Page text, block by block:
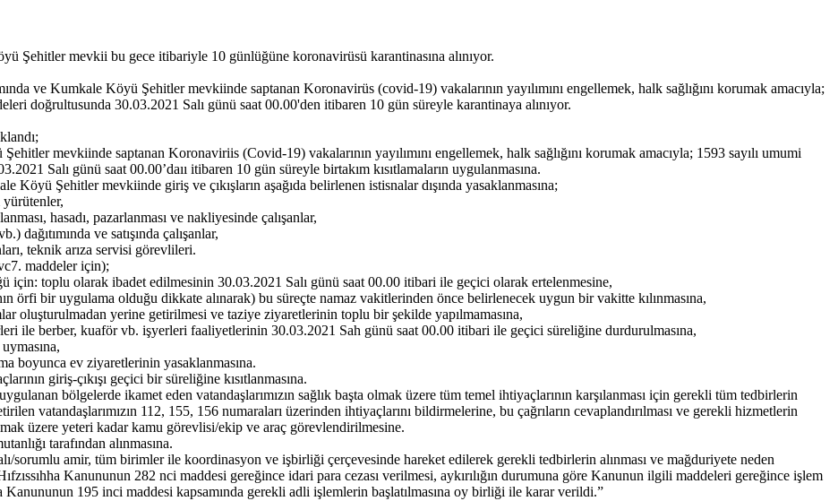
Şehitler mevkii bu gece itibariyle 10 günlüğüne koronavirüsü karantinasına alınıyor.
ve Kumkale Köyü Şehitler mevkiinde saptanan Koronavirüs (covid-19) vakalarının yayılımını engellemek, halk sağlığını korumak amacıyla;
doğrultusunda 30.03.2021 Salı günü saat 00.00'den itibaren 10 gün süreyle karantinaya alınıyor.
mevkiinde saptanan Koronaviriis (Covid-19) vakalarının yayılımını engellemek, halk sağlığını korumak amacıyla; 1593 sayılı umumi
Salı günü saat 00.00’daıı itibaren 10 gün süreyle birtakım kısıtlamaların uygulanmasına.
Köyü Şehitler mevkiinde giriş ve çıkışların aşağıda belirlenen istisnalar dışında yasaklanmasına;
hasadı, pazarlanması ve nakliyesinde çalışanlar,
ve satışında çalışanlar,
teknik arıza servisi görevlileri.
maddeler için);
toplu olarak ibadet edilmesinin 30.03.2021 Salı günü saat 00.00 itibari ile geçici olarak ertelenmesine,
örfi bir uygulama olduğu dikkate alınarak) bu süreçte namaz vakitlerinden önce belirlenecek uygun bir vakitte kılınmasına,
oluşturulmadan yerine getirilmesi ve taziye ziyaretlerinin toplu bir şekilde yapılmamasına,
ile berber, kuaför vb. işyerleri faaliyetlerinin 30.03.2021 Sah günü saat 00.00 itibari ile geçici süreliğine durdurulmasına,
boyunca ev ziyaretlerinin yasaklanmasına.
giriş-çıkışı geçici bir süreliğine kısıtlanmasına.
bölgelerde ikamet eden vatandaşlarımızın sağlık başta olmak üzere tüm temel ihtiyaçlarının karşılanması için gerekli tüm tedbirlerin
vatandaşlarımızın 112, 155, 156 numaraları üzerinden ihtiyaçlarını bildirmelerine, bu çağrıların cevaplandırılması ve gerekli hizmetlerin
üzere yeteri kadar kamu görevlisi/ekip ve araç görevlendirilmesine.
tarafından alınmasına.
sorumlu amir, tüm birimler ile koordinasyon ve işbirliği çerçevesinde hareket edilerek gerekli tedbirlerin alınması ve mağduriyete neden
Kanununun 282 nci maddesi gereğince idari para cezası verilmesi, aykırılığın durumuna göre Kanunun ilgili maddeleri gereğince işlem
195 inci maddesi kapsamında gerekli adli işlemlerin başlatılmasına oy birliği ile karar verildi.”